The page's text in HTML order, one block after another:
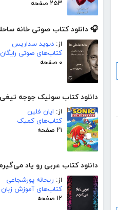
۲۵۳ صفحه
🎧 دانلود کتاب صوتی خانه
از: دیوید سداریس
کتاب‌های صوتی
۰ صفحه
دانلود کتاب سونیک جوجه تیغی
از: ایان فلین
کتاب‌های کمیک
۲۱ صفحه
دانلود کتاب عربی رو یاد
از: ریحانه پورشجاعی
کتاب‌های آموزش زبان
۱۲ صفحه